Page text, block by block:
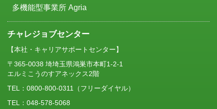
多機能型事業所 Agria
チャレジョブセンター
【本社・キャリアサポートセンター】
〒365-0038 埼埼玉県鴻巣市本町1-2-1
エルミこうのすアネックス2階
TEL： 0800-800-0311
（フリーダイヤル）
TEL：048-578-5068